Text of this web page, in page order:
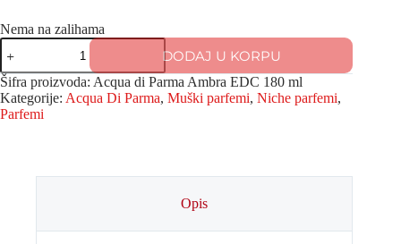
Nema na zalihama
DODAJ U KORPU
Šifra proizvoda: Acqua di Parma Ambra EDC 180 ml
Kategorije: Acqua Di Parma, Muški parfemi, Niche parfemi,
Parfemi
Opis